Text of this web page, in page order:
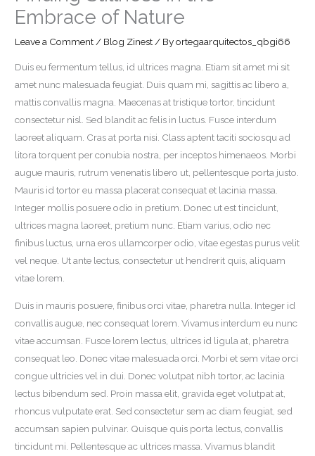
Embrace of Nature
Leave a Comment / Blog Zinest / Byortegaarquitectos_qbgi66
Duis eu fermentum tellus, id ultrices magna. Etiam sit amet mi sit
amet nunc malesuada feugiat. Duis quam mi, sagittis ac libero a,
mattis convallis magna. Maecenas at tristique tortor, tincidunt
consectetur nisl. Sed blandit ac felis in luctus. Fusce interdum
laoreet aliquam. Cras at porta nisi. Class aptent taciti sociosqu ad
litora torquent per conubia nostra, per inceptos himenaeos. Morbi
augue mauris, rutrum venenatis libero ut, pellentesque porta justo.
Mauris id tortor eu massa placerat consequat et lacinia massa.
Integer mollis posuere odio in pretium. Donec ut est tincidunt,
ultrices magna laoreet, pretium nunc. Etiam varius, odio nec
finibus luctus, urna eros ullamcorper odio, vitae egestas purus velit
vel neque. Ut ante lectus, consectetur ut hendrerit quis, aliquam
vitae lorem.
Duis in mauris posuere, finibus orci vitae, pharetra nulla. Integer id
convallis augue, nec consequat lorem. Vivamus interdum eu nunc
vitae accumsan. Fusce lorem lectus, ultrices id ligula at, pharetra
consequat leo. Donec vitae malesuada orci. Morbi et sem vitae orci
congue ultricies vel in dui. Donec volutpat nibh tortor, ac lacinia
lectus bibendum sed. Proin massa elit, gravida eget volutpat at,
rhoncus vulputate erat. Sed consectetur sem ac diam feugiat, sed
accumsan sapien pulvinar. Quisque quis porta lectus, convallis
tincidunt mi. Pellentesque ac ultrices massa. Vivamus blandit